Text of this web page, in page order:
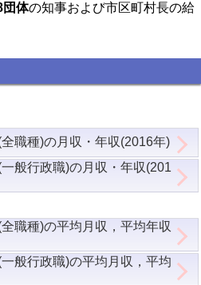
団体の知事および市区町村長の給
職種)の月収・年収(2016年)
般行政職)の月収・年収(201
職種)の平均月収，平均年収
般行政職)の平均月収，平均